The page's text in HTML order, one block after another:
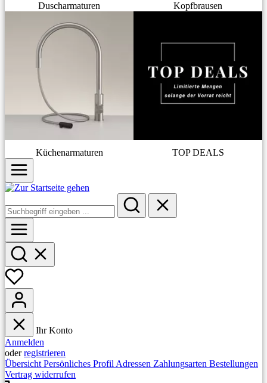
Duscharmaturen Kopfbrausen
Küchenarmaturen TOP DEALS
Ihr Konto
Anmelden
oderregistrieren
Übersicht Persönliches Profil Adressen Zahlungsarten Bestellungen
Vertrag widerrufen